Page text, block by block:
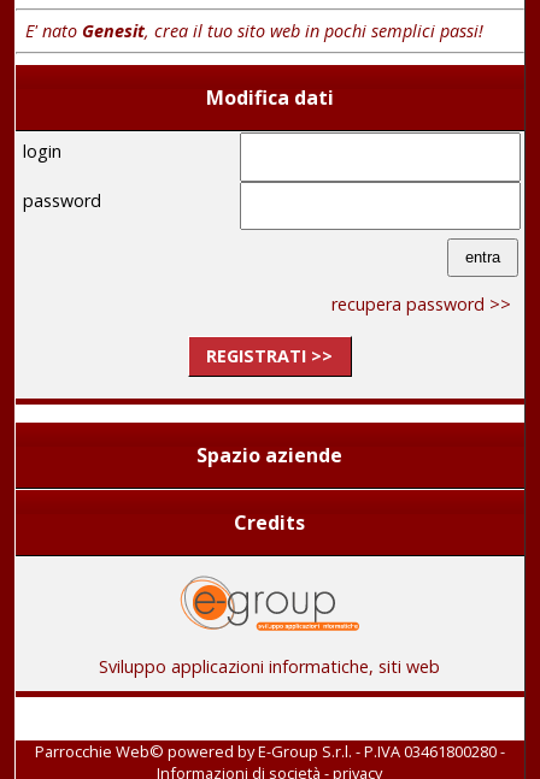
E' nato Genesit, crea il tuo sito web in pochi semplici passi!
Modifica dati
login
password
recupera password >>
REGISTRATI >>
Spazio aziende
Credits
Sviluppo applicazioni informatiche, siti web
Parrocchie Web© powered byE-Group S.r.l. - P.IVA 03461800280-
Informazioni di società -privacy